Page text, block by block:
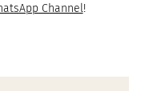
Channel!